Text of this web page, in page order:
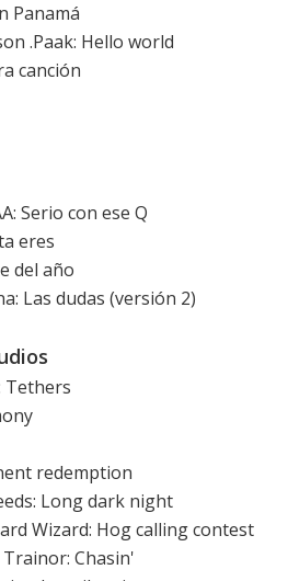
Panamá
.Paak: Hello world
canción
Serio con ese Q
eres
del año
Las dudas (versión 2)
Tethers
redemption
Long dark night
Wizard: Hog calling contest
Chasin'